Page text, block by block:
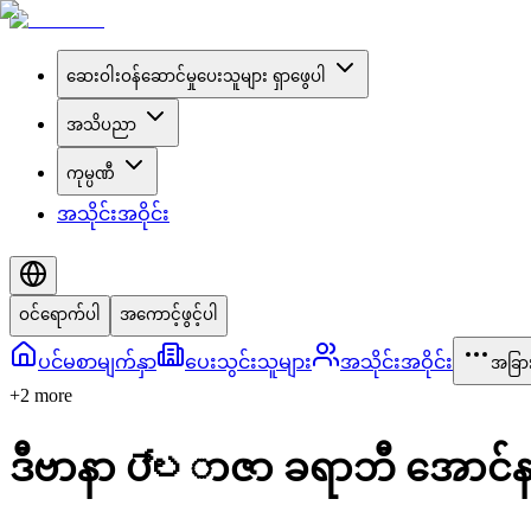
ဆေးဝါးဝန်ဆောင်မှုပေးသူများ ရှာဖွေပါ
အသိပညာ
ကုမ္ပဏီ
အသိုင်းအဝိုင်း
ဝင်ရောက်ပါ အကောင့်ဖွင့်ပါ
ပင်မစာမျက်နှာ ပေးသွင်းသူများ အသိုင်းအဝိုင်း အခြာ
+2 more
ဒီဗာနာ ပ್ಲာဇာ ခရာဘီ အောင်